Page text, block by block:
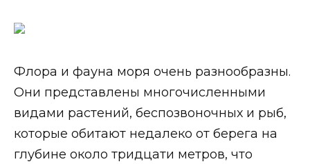
Флора и фауна моря очень разнообразны.
Они представлены многочисленными
видами растений, беспозвоночных и рыб,
которые обитают недалеко от берега на
глубине около тридцати метров, что